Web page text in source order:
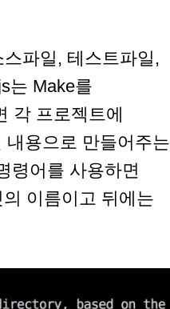
파일, 테스트파일,
는 Make를
각 프로젝트에
용으로 만들어주는
령어를 사용하면
이름이고 뒤에는